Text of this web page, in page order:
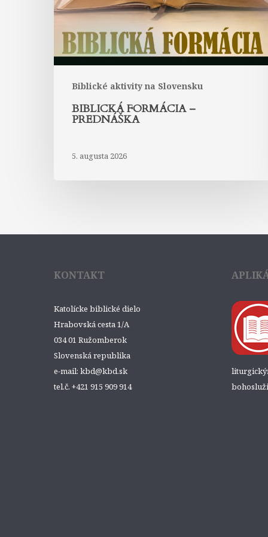
Biblické aktivity na Slovensku
BIBLICKÁ FORMÁCIA –
PREDNÁŠKA
5. augusta 2026
KONTAKT
Katolícke biblické dielo
Hrabovská cesta 1/A
034 01 Ružomberok
Slovenská republika
e-mail: kbd@kbd.sk
tel.č. +421 915 909 914